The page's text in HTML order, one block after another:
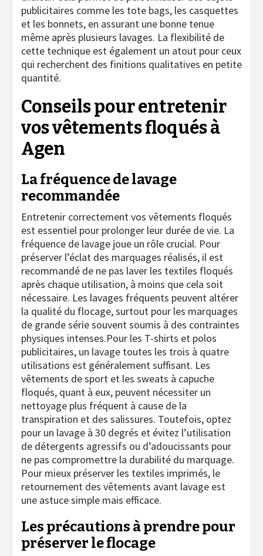
publicitaires comme les tote bags, les casquettes
et les bonnets, en assurant une bonne tenue
même après plusieurs lavages. La flexibilité de
cette technique est également un atout pour ceux
qui recherchent des finitions qualitatives en petite
quantité.
Conseils pour entretenir
vos vêtements floqués à
Agen
La fréquence de lavage
recommandée
Entretenir correctement vos vêtements floqués
est essentiel pour prolonger leur durée de vie. La
fréquence de lavage joue un rôle crucial. Pour
préserver l’éclat des marquages réalisés, il est
recommandé de ne pas laver les textiles floqués
après chaque utilisation, à moins que cela soit
nécessaire. Les lavages fréquents peuvent altérer
la qualité du flocage, surtout pour les marquages
de grande série souvent soumis à des contraintes
physiques intenses.Pour les T-shirts et polos
publicitaires, un lavage toutes les trois à quatre
utilisations est généralement suffisant. Les
vêtements de sport et les sweats à capuche
floqués, quant à eux, peuvent nécessiter un
nettoyage plus fréquent à cause de la
transpiration et des salissures. Toutefois, optez
pour un lavage à 30 degrés et évitez l’utilisation
de détergents agressifs ou d’adoucissants pour
ne pas compromettre la durabilité du marquage.
Pour mieux préserver les textiles imprimés, le
retournement des vêtements avant lavage est
une astuce simple mais efficace.
Les précautions à prendre pour
préserver le flocage